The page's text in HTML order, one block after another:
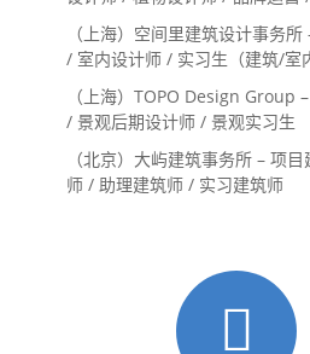
（上海）空间里建筑设计事务
/ 室内设计师 / 实习生（建筑/室
（上海）TOPO Design Group
/ 景观后期设计师 / 景观实习生
（北京）大屿建筑事务所 – 项
师 / 助理建筑师 / 实习建筑师